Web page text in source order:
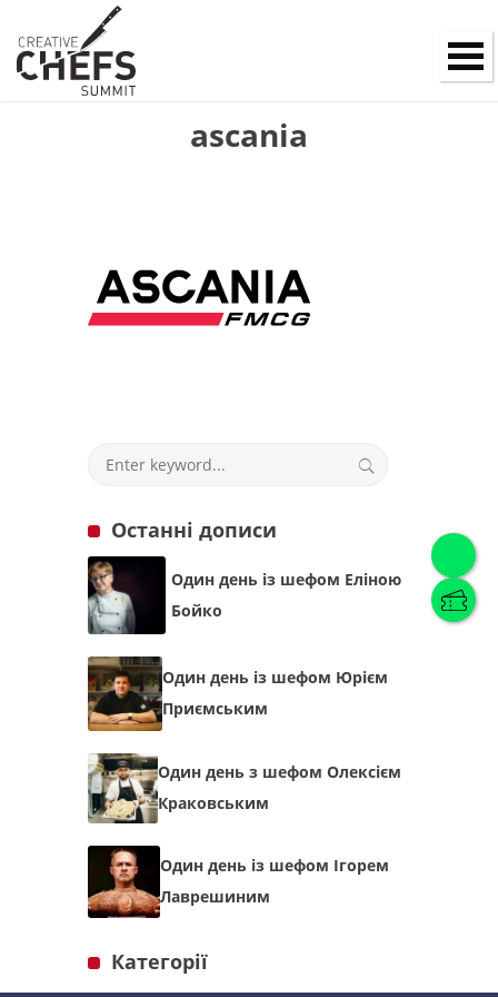
Українська( Українська)
Українська
ascania
Останні дописи
Один день із шефом Еліною
Бойко
Один день із шефом Юрієм
Приємським
Один день з шефом Олексієм
Краковським
Один день із шефом Ігорем
Лаврешиним
Категорії